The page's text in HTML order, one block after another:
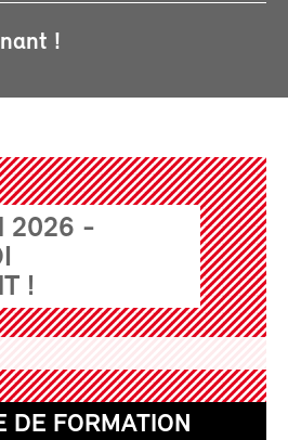
!
2026 -
!
DE FORMATION